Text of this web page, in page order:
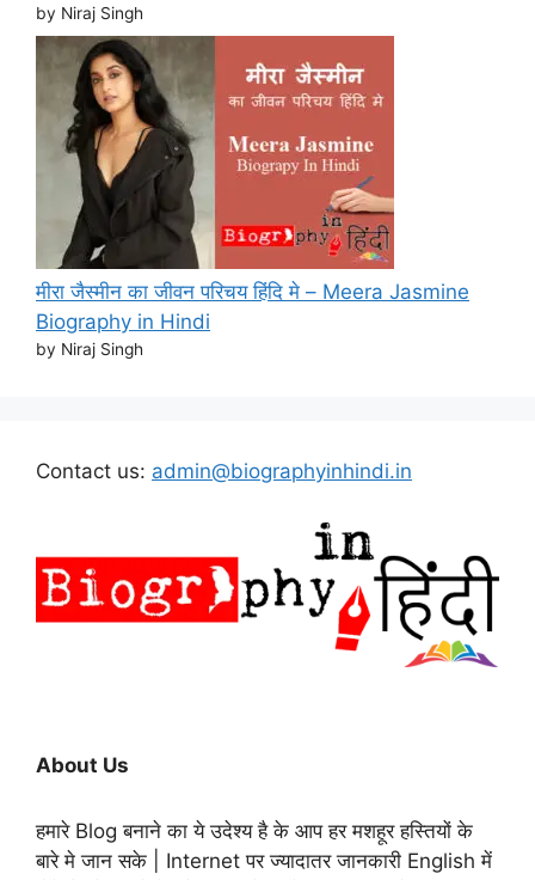
by Niraj Singh
मीरा जैस्मीन का जीवन परिचय हिंदि मे – Meera Jasmine
Biography in Hindi
by Niraj Singh
Contact us: admin@biographyinhindi.in
About Us
हमारे Blog बनाने का ये उदेश्य है के आप हर मशहूर हस्तियों के
बारे मे जान सके | Internet पर ज्यादातर जानकारी English में